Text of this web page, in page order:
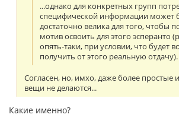
...однако для конкретных групп
специфической информации может
достаточно велика для того, чтобы
мотив освоить для этого эсперанто
опять-таки, при условии, что будет
получить от этого реальную отдачу).
Согласен, но, имхо, даже более простые
вещи не делаются...
Какие именно?